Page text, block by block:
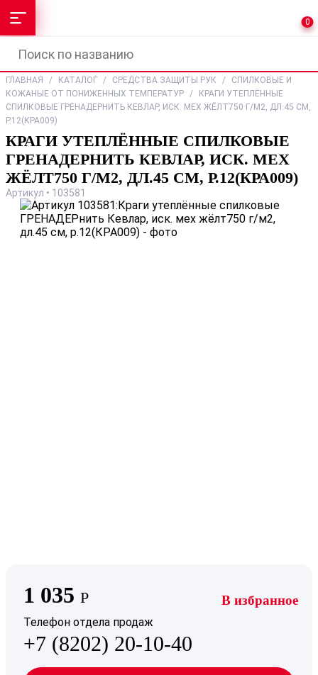
0
ГЛАВНАЯ / КАТАЛОГ / СРЕДСТВА ЗАЩИТЫ РУК /
СПИЛКОВЫЕ И
КОЖАНЫЕ ОТ ПОНИЖЕННЫХ ТЕМПЕРАТУР /
КРАГИ УТЕПЛЁННЫЕ
СПИЛКОВЫЕ ГРЕНАДЕРНИТЬ КЕВЛАР, ИСК. МЕХ ЖЁЛТ750 Г/М2, ДЛ.45 СМ,
Р.12(КРА009)
КРАГИ УТЕПЛЁННЫЕ СПИЛКОВЫЕ
ГРЕНАДЕРНИТЬ КЕВЛАР, ИСК. МЕХ
ЖЁЛТ750 Г/М2, ДЛ.45 СМ, Р.12(КРА009)
Артикул • 103581
В избранное
1 035 Р
Телефон отдела продаж
+7 (8202) 20-10-40